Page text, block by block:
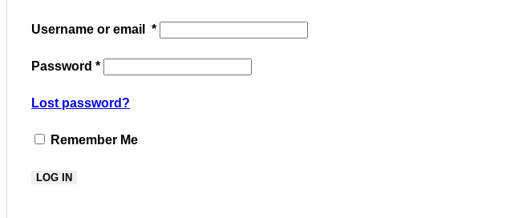
Username or email *
Password *
Lost password?
Remember Me
LOG IN